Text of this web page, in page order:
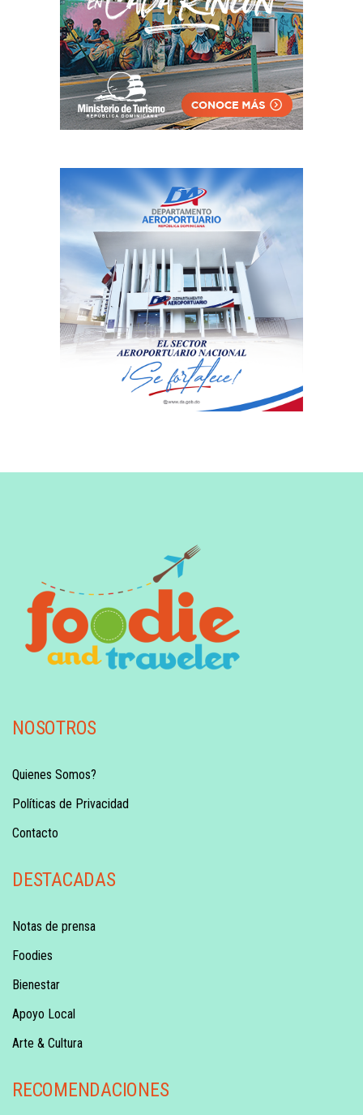
NOSOTROS
Quienes Somos?
Políticas de Privacidad
Contacto
DESTACADAS
Notas de prensa
Foodies
Bienestar
Apoyo Local
Arte & Cultura
RECOMENDACIONES